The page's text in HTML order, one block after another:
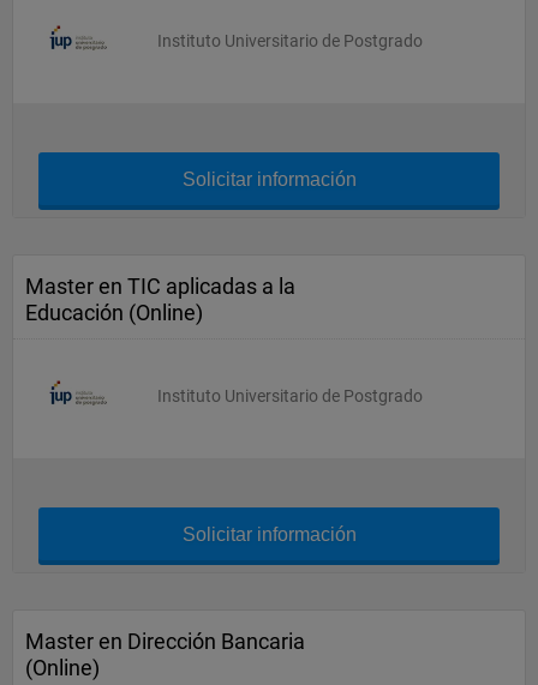
Instituto Universitario de Postgrado
Solicitar información
Master en TIC aplicadas a la
Educación (Online)
Instituto Universitario de Postgrado
Solicitar información
Master en Dirección Bancaria
(Online)